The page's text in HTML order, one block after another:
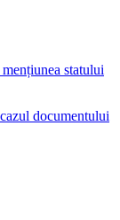
statului
documentului